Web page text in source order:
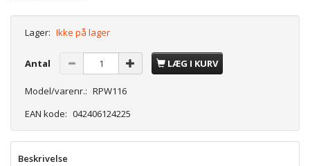
Lager: Ikke på lager
Antal LÆG I KURV
Model/varenr.: RPW116
EAN kode: 042406124225
Beskrivelse